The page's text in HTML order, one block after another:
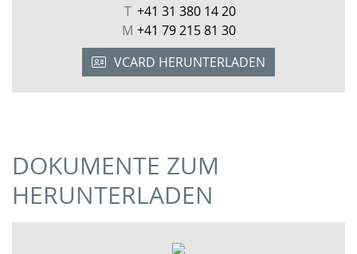
T +41 31 380 14 20
M +41 79 215 81 30
VCARD HERUNTERLADEN
DOKUMENTE ZUM
HERUNTERLADEN